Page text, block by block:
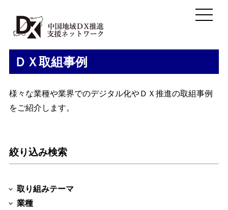
ＤＸ取組事例
様々な業種や業界でのデジタル化やＤＸ推進の取組事例
をご紹介します。
絞り込み検索
取り組みテーマ
業種